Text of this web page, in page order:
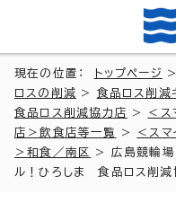
現在の位置： トップページ >
ロスの削減 > 食品ロス削減
食品ロス削減協力店
>
＜ス
店＞飲食店等一覧
>
＜ス
＞和食／南区
> 広島競輪場
ル！ひろしま 食品ロス削減